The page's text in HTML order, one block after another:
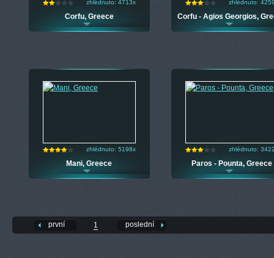
zhlédnuto: 4713x
Corfu, Greece
zhlédnuto:
Corfu - Agios Georgios,
zhlédnuto: 5198x
Mani, Greece
zhlédnuto:
Paros - Pounta, Greece
první 1 poslední